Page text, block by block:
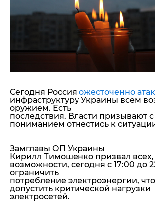
Пресс-релизы
Мнение
Блоги
ИноСМИ
Сегодня Россия ожесточенно
инфраструктуру Украины всем
оружием. Есть
последствия. Власти призывают с
пониманием отнестись к
Замглавы ОП Украины
Кирилл Тимошенко призвал всех,
возможности, сегодня с 17:00 до
ограничить
потребление электроэнергии,
допустить критической нагрузки
электросетей.